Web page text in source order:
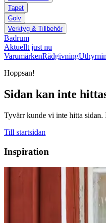
Tapet
Golv
Verktyg & Tillbehör
Badrum
Aktuellt just nu
VarumärkenRådgivning
Hoppsan!
Sidan kan inte
Tyvärr kunde vi inte hitta
Till startsidan
Inspiration